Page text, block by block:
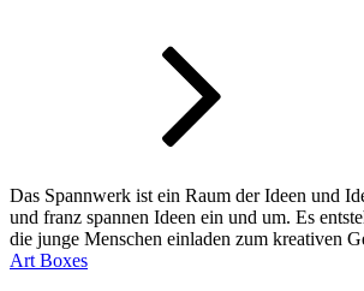
Das Spannwerk ist ein Raum der Ideen und
und franz spannen Ideen ein und um. Es
die junge Menschen einladen zum kreativen
Art Boxes